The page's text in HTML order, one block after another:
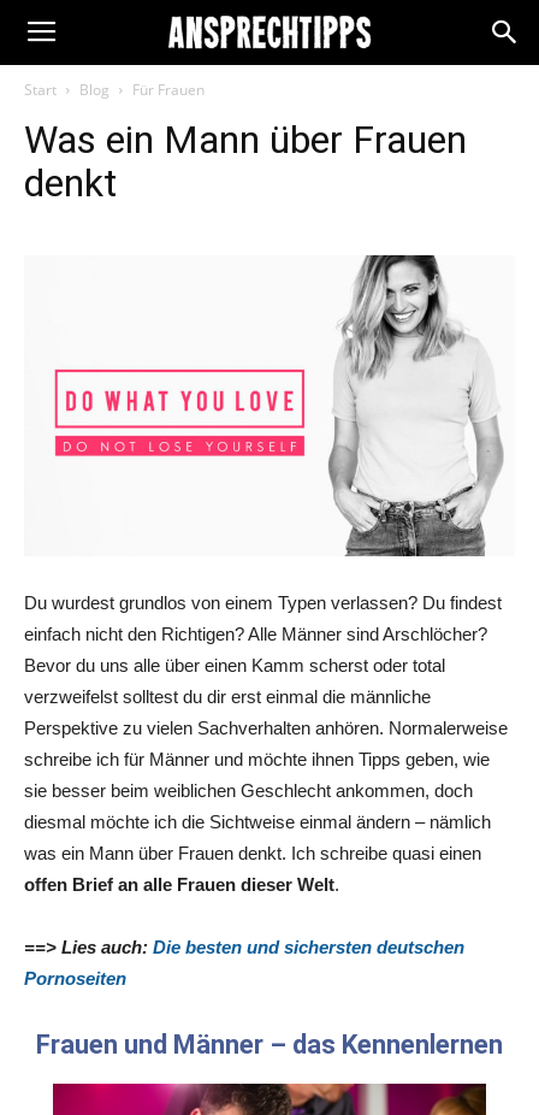
Start Blog Für Frauen
Was ein Mann über Frauen
denkt
Du wurdest grundlos von einem Typen verlassen? Du findest
einfach nicht den Richtigen? Alle Männer sind Arschlöcher?
Bevor du uns alle über einen Kamm scherst oder total
verzweifelst solltest du dir erst einmal die männliche
Perspektive zu vielen Sachverhalten anhören. Normalerweise
schreibe ich für Männer und möchte ihnen Tipps geben, wie
sie besser beim weiblichen Geschlecht ankommen, doch
diesmal möchte ich die Sichtweise einmal ändern – nämlich
was ein Mann über Frauen denkt. Ich schreibe quasi einen
offen Brief an alle Frauen dieser Welt.
==> Lies auch: Die besten und sichersten deutschen
Pornoseiten
Frauen und Männer – das Kennenlernen